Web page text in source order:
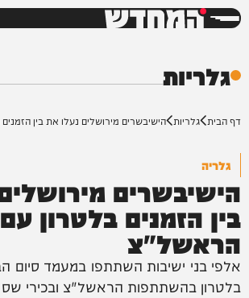
המחדש
גלריות
דף הבית גלריות הישיבשרים מירושלים נעלו את בין
גלריה
הישיבשרים
בין הזמנים בלטרון עם
הראשל"צ
אלפי בני ישיבות השתתפו במעמד סיום
בלטרון בהשתתפות הראשל"צ ובכירי שס